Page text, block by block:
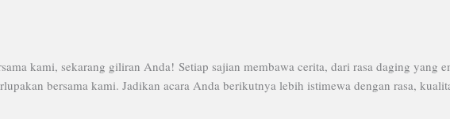
kami, sekarang giliran Anda! Setiap sajian membawa cerita, dari rasa daging yang
bersama kami. Jadikan acara Anda berikutnya lebih istimewa dengan rasa,